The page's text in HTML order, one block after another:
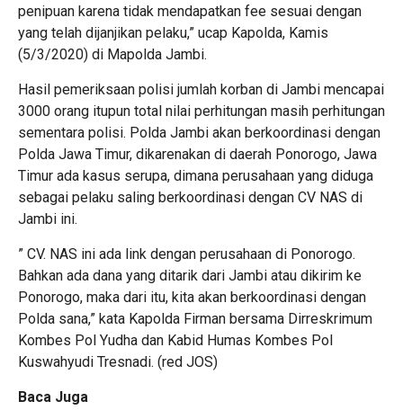
penipuan karena tidak mendapatkan fee sesuai dengan
yang telah dijanjikan pelaku,” ucap Kapolda, Kamis
(5/3/2020) di Mapolda Jambi.
Hasil pemeriksaan polisi jumlah korban di Jambi mencapai
3000 orang itupun total nilai perhitungan masih perhitungan
sementara polisi. Polda Jambi akan berkoordinasi dengan
Polda Jawa Timur, dikarenakan di daerah Ponorogo, Jawa
Timur ada kasus serupa, dimana perusahaan yang diduga
sebagai pelaku saling berkoordinasi dengan CV NAS di
Jambi ini.
” CV. NAS ini ada link dengan perusahaan di Ponorogo.
Bahkan ada dana yang ditarik dari Jambi atau dikirim ke
Ponorogo, maka dari itu, kita akan berkoordinasi dengan
Polda sana,” kata Kapolda Firman bersama Dirreskrimum
Kombes Pol Yudha dan Kabid Humas Kombes Pol
Kuswahyudi Tresnadi. (red JOS)
Baca Juga